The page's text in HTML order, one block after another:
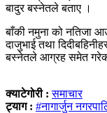
बादुर बस्नेतले बताए ।
बाँकी नमुना को नतिजा
दाजुभाई तथा
बस्नेतले आग्रह समेत
क्याटेगोरी :समाचार
ट्याग : #नागार्जुन